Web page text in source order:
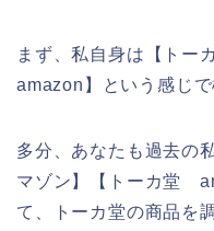
まず、私自身は【ト
amazon】という感じで
多分、あなたも過去の
マゾン】【トーカ堂
て、トーカ堂の商品を